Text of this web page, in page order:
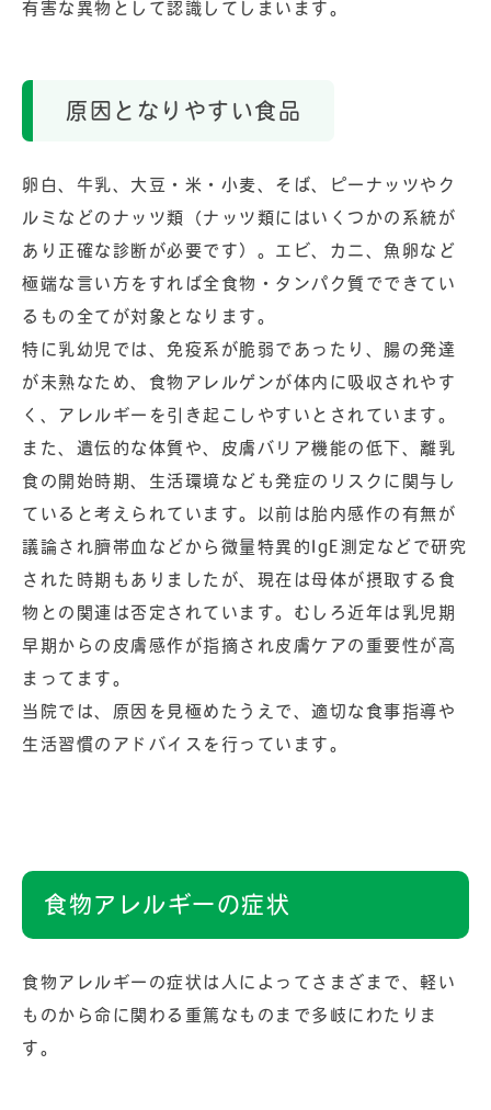
有害な異物として認識してしまいます。
原因となりやすい食品
卵白、牛乳、大豆・米・小麦、そば、ピーナッツやク
ルミなどのナッツ類（ナッツ類にはいくつかの系統が
あり正確な診断が必要です）。エビ、カニ、魚卵など
極端な言い方をすれば全食物・タンパク質でできてい
るもの全てが対象となります。
特に乳幼児では、免疫系が脆弱であったり、腸の発達
が未熟なため、食物アレルゲンが体内に吸収されやす
く、アレルギーを引き起こしやすいとされています。
また、遺伝的な体質や、皮膚バリア機能の低下、離乳
食の開始時期、生活環境なども発症のリスクに関与し
ていると考えられています。以前は胎内感作の有無が
議論され臍帯血などから微量特異的IgE測定などで研究
された時期もありましたが、現在は母体が摂取する食
物との関連は否定されています。むしろ近年は乳児期
早期からの皮膚感作が指摘され皮膚ケアの重要性が高
まってます。
当院では、原因を見極めたうえで、適切な食事指導や
生活習慣のアドバイスを行っています。
食物アレルギーの症状
食物アレルギーの症状は人によってさまざまで、軽い
ものから命に関わる重篤なものまで多岐にわたりま
す。